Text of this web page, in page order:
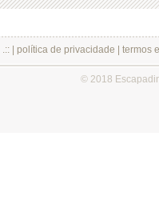
.:: | política de privacidade termos
© 2018